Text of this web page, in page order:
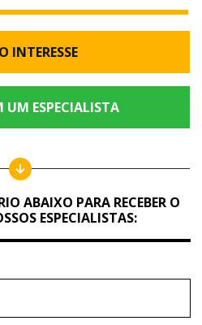
INTERESSE
UM ESPECIALISTA
ABAIXO PARA RECEBER O
ESPECIALISTAS: